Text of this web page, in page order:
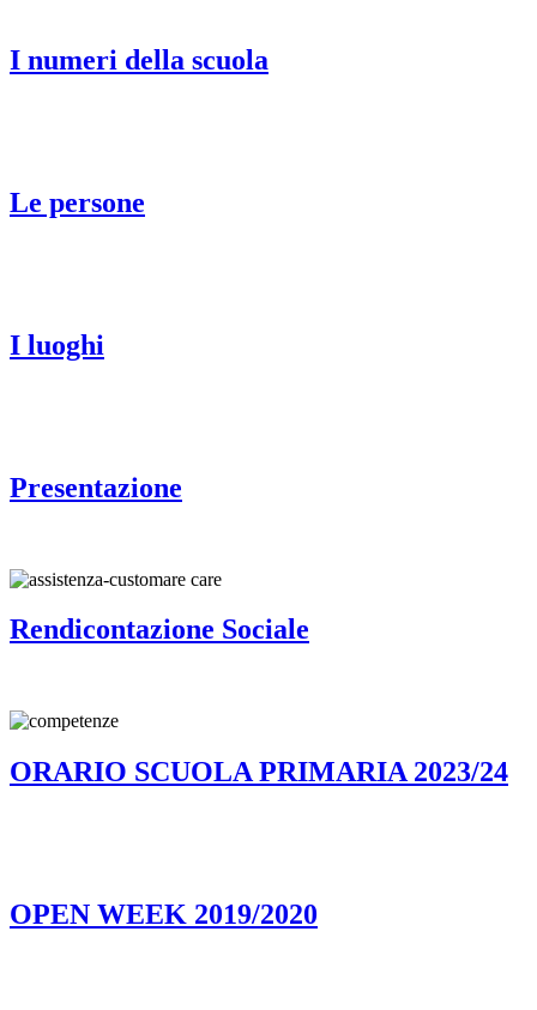
I numeri della scuola
Le persone
I luoghi
Presentazione
Rendicontazione Sociale
ORARIO SCUOLA PRIMARIA 2023/24
OPEN WEEK 2019/2020